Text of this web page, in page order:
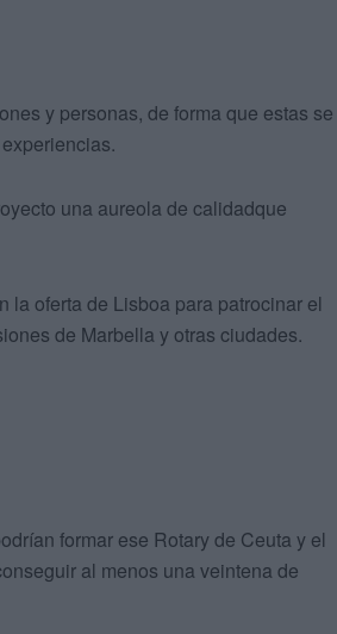
y personas, de forma que estas se
una aureola de calidadque
oferta de Lisboa para patrocinar el
de Marbella y otras ciudades.
formar ese Rotary de Ceuta y el
al menos una veintena de